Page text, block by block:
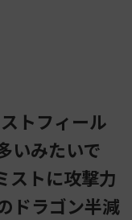
トフィール
いみたいで
トに攻撃力
ドラゴン半減